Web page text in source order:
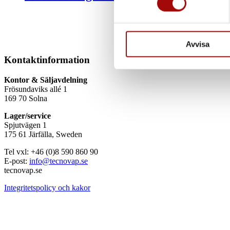
sociala medier och
till de sociala medier och
med annan information som
Avvisa
Kontaktinformation
Kontor & Säljavdelning
Frösundaviks allé 1
169 70 Solna
Lager/service
Spjutvägen 1
175 61 Järfälla, Sweden
Tel vxl: +46 (0)8 590 860 90
E-post: info@tecnovap.se
tecnovap.se
Integritetspolicy och kakor